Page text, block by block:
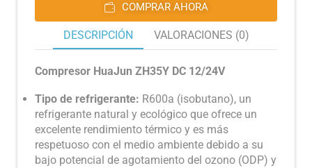
COMPRAR AHORA
DESCRIPCIÓN VALORACIONES (0)
Compresor HuaJun ZH35Y DC 12/24V
Tipo de refrigerante: R600a (isobutano), un
refrigerante natural y ecológico que ofrece un
excelente rendimiento térmico y es más
respetuoso con el medio ambiente debido a su
bajo potencial de agotamiento del ozono (ODP) y